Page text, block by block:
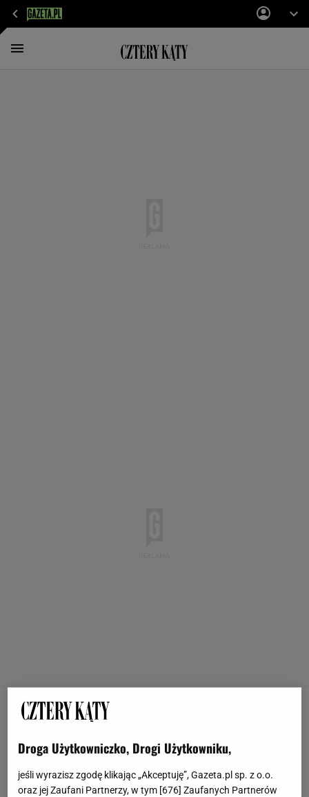
MSZYCE
Domowe sposoby na mszyce. Wystarczą grosze,
by rozwiązać twoje problemy
DOMOWE SPOSOBY NA MSZYCE MSZYCE OGRÓD ROŚLINY
Droga Użytkowniczko, Drogi Użytkowniku,
jeśli wyrazisz zgodę klikając „Akceptuję”, Gazeta.pl sp. z o.o.
oraz jej Zaufani Partnerzy, w tym [676] Zaufanych Partnerów